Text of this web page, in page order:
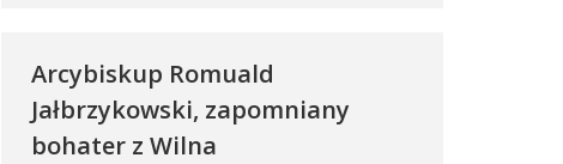
Arcybiskup Romuald
Jałbrzykowski, zapomniany
bohater z Wilna